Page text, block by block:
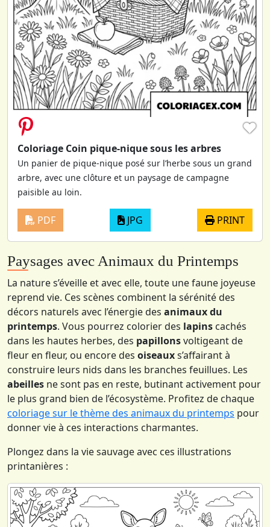
♥
Coloriage Coin pique-nique sous les arbres
Un panier de pique-nique posé sur l’herbe sous un grand
arbre, avec une clôture et un paysage de campagne
paisible au loin.
PDF JPG PRINT
Paysages avec Animaux du Printemps
La nature s’éveille et avec elle, toute une faune joyeuse
reprend vie. Ces scènes combinent la sérénité des
décors naturels avec l’énergie des animaux du
printemps. Vous pourrez colorier des lapins cachés
dans les hautes herbes, des papillonsvoltigeant de
fleur en fleur, ou encore des oiseauxs’affairant à
construire leurs nids dans les branches feuillues. Les
abeilles ne sont pas en reste, butinant activement pour
le plus grand bien de l’écosystème. Profitez de chaque
coloriage sur le thème des animaux du printemps pour
donner vie à ces interactions charmantes.
Plongez dans la vie sauvage avec ces illustrations
printanières :